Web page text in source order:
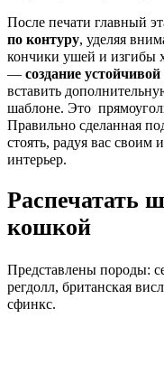
После печати главный
по контуру, уделяя
кончики ушей и изгибы
— создание
вставить
шаблоне. Это
Правильно сделанная
стоять, радуя вас
интерьер.
Распечатать
кошкой
Представлены породы:
регдолл, британская
сфинкс.